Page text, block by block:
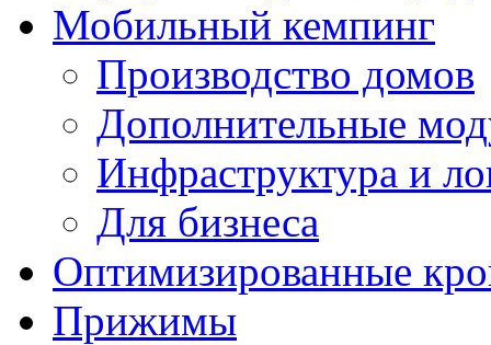
Мобильный кемпинг
Производство домов
Дополнительные
Инфраструктура и
Для бизнеса
Оптимизированные
Прижимы